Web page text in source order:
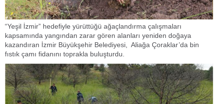
“Yeşil İzmir” hedefiyle yürüttüğü ağaçlandırma çalışmaları
kapsamında yangından zarar gören alanları yeniden doğaya
kazandıran İzmir Büyükşehir Belediyesi, Aliağa Çoraklar’da bin
fıstık çamı fidanını toprakla buluşturdu.